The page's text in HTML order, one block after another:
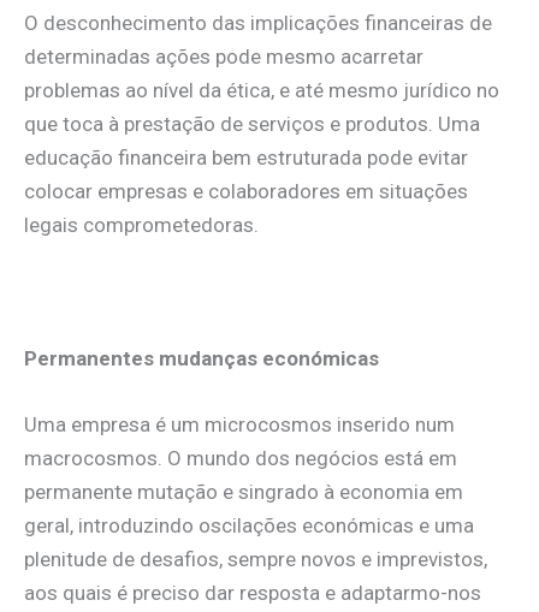
O desconhecimento das implicações financeiras de
determinadas ações pode mesmo acarretar
problemas ao nível da ética, e até mesmo jurídico no
que toca à prestação de serviços e produtos. Uma
educação financeira bem estruturada pode evitar
colocar empresas e colaboradores em situações
legais comprometedoras.
Permanentes mudanças económicas
Uma empresa é um microcosmos inserido num
macrocosmos. O mundo dos negócios está em
permanente mutação e singrado à economia em
geral, introduzindo oscilações económicas e uma
plenitude de desafios, sempre novos e imprevistos,
aos quais é preciso dar resposta e adaptarmo-nos